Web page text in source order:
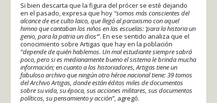
Si bien descarta que la figura del prócer se esté dejando
en el pasado, expresa que hoy “somos más conscientes del
alcance de ese culto laico, que llegó al paroxismo con aquel
himno que cantaban los niños en las escuelas: ‘para la historia un
genio, para la patria un dios‘”. En ese sentido analiza que el
conocimiento sobre Artigas que hay en la población
“depende de quién hablemos. Un mal estudiante siempre sabrá
poco, pero si es medianamente bueno el sistema le brinda mucha
información; en cuanto a los historiadores, Artigas tiene un
fabuloso archivo que ningún otro héroe nacional tiene: 39 tomos
del Archivo Artigas, donde están éditos miles de documentos
sobre su vida, su época, sus acciones militares, sus documentos
políticos, su pensamiento y acción”, agregó.